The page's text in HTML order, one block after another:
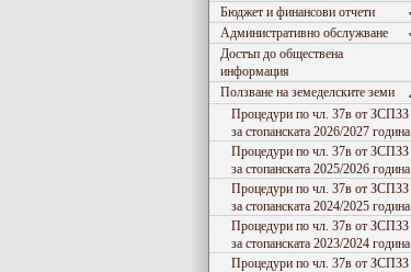
Бюджет и финансови отчети
Административно обслужване
Достъп до обществена
информация
Ползване на земеделските земи
Процедури по чл. 37в от ЗСПЗЗ
за стопанската 2026/2027 година
Процедури по чл. 37в от ЗСПЗЗ
за стопанската 2025/2026 година
Процедури по чл. 37в от ЗСПЗЗ
за стопанската 2024/2025 година
Процедури по чл. 37в от ЗСПЗЗ
за стопанската 2023/2024 година
Процедури по чл. 37в от ЗСПЗЗ